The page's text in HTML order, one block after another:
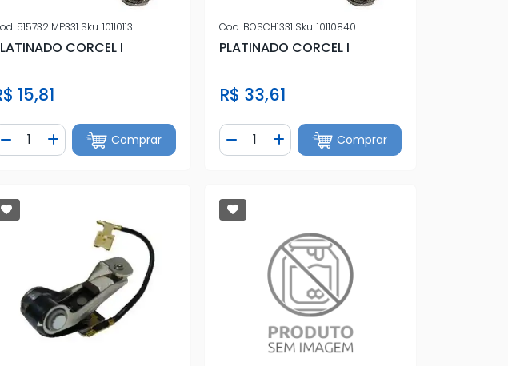
515732 MP331 Sku.10110113
CORCEL I
15,81
Diminuir Quantidade
Quantidade
Adicionar Quantidade
Comprar
Cod.BOSCH1331 Sku.10110840
PLATINADO CORCEL I
R$ 33,61
Diminuir Quantidade
Quantidade
Adicionar Quantidade
Comprar